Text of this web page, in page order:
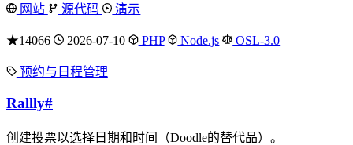
网站 源代码 演示
★14066 2026-07-10 PHP Node.js OSL-3.0
预约与日程管理
Rallly#
创建投票以选择日期和时间（Doodle的替代品）。